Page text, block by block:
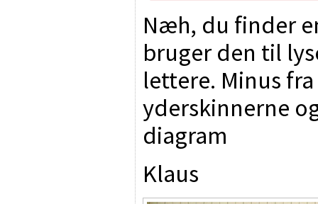
Næh, du finder
bruger den til
lettere. Minus
yderskinnerne
diagram
Klaus